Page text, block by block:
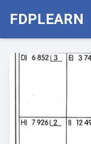
FDPLEARN